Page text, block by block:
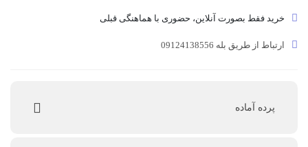
خرید فقط بصورت آنلاین، حضوری با هماهنگی قبلی
ارتباط از طریق بله 09124138556
پرده‌ آماده